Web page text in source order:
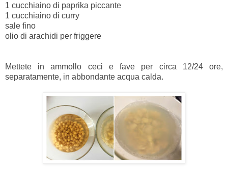
1 cucchiaino di paprika piccante
1 cucchiaino di curry
sale fino
olio di arachidi per friggere
Mettete in ammollo ceci e fave per circa 12/24 ore,
separatamente, in abbondante acqua calda.